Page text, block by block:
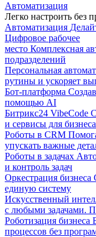
Автоматизация
Легко настроить без
Автоматизация
Цифровое рабочее
место Комплексная
подразделений
Персональная
рутины и ускоряет
Бот-платформа
помощью AI
Битрикс24 VibeCode
и сервисы для
Роботы в CRM
упускать важные
Роботы в задачах
и контроль задач
Оркестрация бизнеса
единую систему
Искусственный
с любыми задачами.
Роботизация бизнеса
процессов без